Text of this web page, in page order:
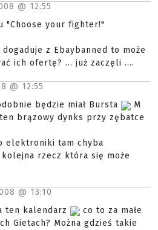
@ 12:55
"Choose your fighter!"
z Ebaybanned to może
ich ofertę? ... już zaczęli ....
@ 12:55
będzie miał Bursta
M
brązowy dynks przy zębatce
elektroniki tam chyba
rzecz która się może
@ 13:10
ten kalendarz
co to za małe
Gietach? Można gdzieś takie